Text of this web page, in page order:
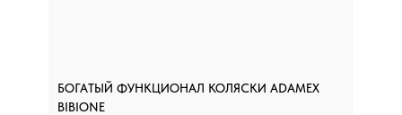
БОГАТЫЙ ФУНКЦИОНАЛ КОЛЯСКИ ADAMEX
BIBIONE